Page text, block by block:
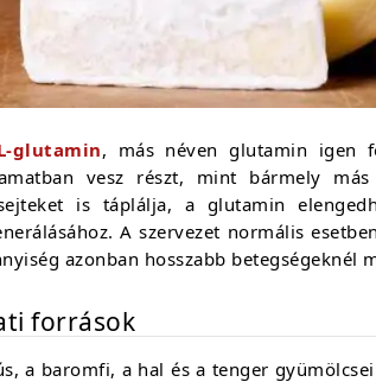
glutamin, más néven glutamin igen
vesz részt, mint bármely más
is táplálja, a glutamin
A szervezet normális
azonban hosszabb betegségeknél
források
a baromfi, a hal és a tenger